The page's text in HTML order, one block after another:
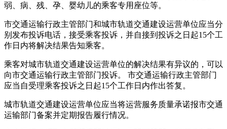
弱、病、残、孕、婴幼儿的乘客专用座位等。
市交通运输行政主管部门和城市轨道交通建设运营单位应当分
别发布投诉电话，接受乘客投诉，并自接到投诉之日起15个工
作日内将解决结果告知乘客。
乘客对城市轨道交通建设运营单位的解决结果有异议的，可以
向市交通运输行政主管部门投诉。 市交通运输行政主管部门
应当自受理乘客投诉之日起15个工作日内作出答复。
城市轨道交通建设运营单位应当将运营服务质量承诺报市交通
运输部门备案并定期报告履行情况。